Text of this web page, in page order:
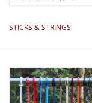
Sets
Reitpad
STICKS & STRINGS